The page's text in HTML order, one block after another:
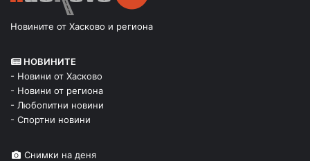
Новините от Хасково и региона
НОВИНИТЕ
- Новини от Хасково
- Новини от региона
- Любопитни новини
- Спортни новини
Снимки на деня